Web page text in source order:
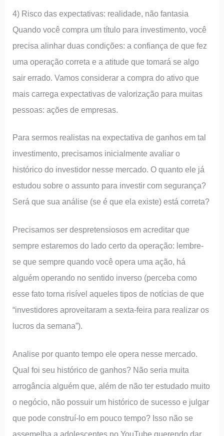
4) Risco das expectativas: realidade, não fantasia
Quando você compra um título para investimento, você
precisa alinhar duas condições: a confiança de que fez
uma operação correta e a atitude que tomará se algo
sair errado. Vamos considerar a compra do ativo que
mais carrega expectativas de valorização para muitas
pessoas: ações de empresas.
Para sermos realistas na expectativa de ganhos em tal
investimento, precisamos inicialmente avaliar o
histórico do investidor nesse mercado. O quanto ele já
estudou sobre o assunto para investir com segurança?
Será que sua análise (se é que ela existe) está correta?
Precisamos ser despretensiosos em acreditar que
sempre estaremos do lado certo da operação: lembre-
se que sempre quando você opera uma ação, há
alguém operando no sentido inverso (perceba como
esse fato torna risível aqueles tipos de notícias de que
“investidores aproveitaram a sexta-feira para realizar os
lucros da semana”).
Analise por quanto tempo ele opera nesse mercado.
Qual foi seu histórico de ganhos? Não seria muita
arrogância alguém que, além de não ter estudado muito
o negócio, não possuir um histórico de sucesso e julgar
que pode construí-lo em pouco tempo? Isso não se
assemelha a adolescentes no YouTube querendo dar